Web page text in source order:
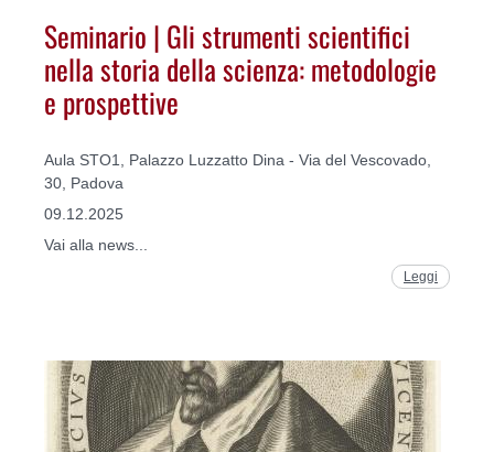
Seminario | Gli strumenti scientifici
nella storia della scienza: metodologie
e prospettive
Aula STO1, Palazzo Luzzatto Dina - Via del Vescovado,
30, Padova
09.12.2025
Vai alla news...
Leggi